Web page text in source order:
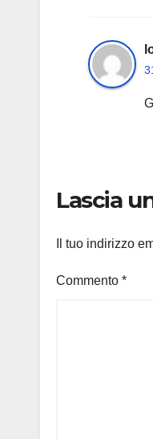
Lascia
Il tuo indirizzo
Commento *